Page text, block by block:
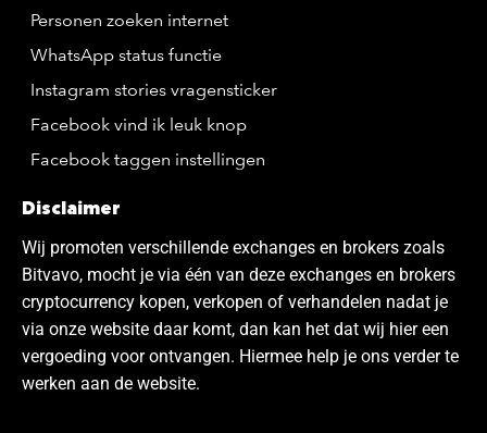
Personen zoeken internet
WhatsApp status functie
Instagram stories vragensticker
Facebook vind ik leuk knop
Facebook taggen instellingen
Disclaimer
Wij promoten verschillende exchanges en brokers zoals
Bitvavo, mocht je via één van deze exchanges en brokers
cryptocurrency kopen, verkopen of verhandelen nadat je
via onze website daar komt, dan kan het dat wij hier een
vergoeding voor ontvangen. Hiermee help je ons verder te
werken aan de website.